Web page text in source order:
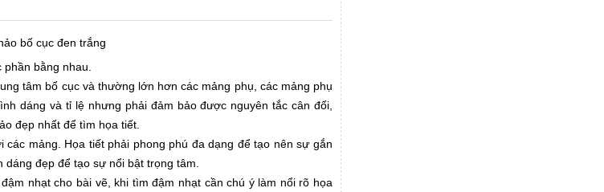
bố cục đen trắng
bằng nhau.
tâm bố cục và thường lớn hơn các mảng phụ, các mảng phụ
dáng và tỉ lệ nhưng phải đảm bảo được nguyên tắc cân đối,
đẹp nhất để tìm họa tiết.
mảng. Họa tiết phải phong phú đa dạng để tạo nên sự gắn
đẹp để tạo sự nổi bật trọng tâm.
nhạt cho bài vẽ, khi tìm đậm nhạt cần chú ý làm nổi rõ họa